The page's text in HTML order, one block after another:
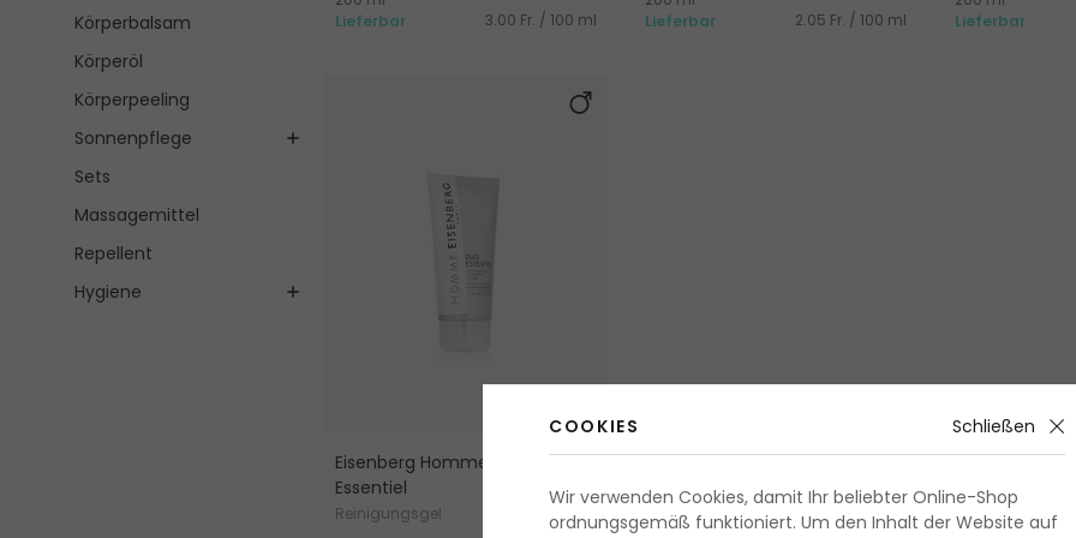
Körperbalsam
Körperöl
Körperpeeling
Sonnenpflege
Sets
Massagemittel
Repellent
Hygiene
Lieferbar
3.00 Fr. / 100 ml
Lieferbar
2.05 Fr. / 100 ml
Lieferbar
Eisenberg Homme Duo
Essentiel
Reinigungsgel
COOKIES Schließen
Wir verwenden Cookies, damit Ihr beliebter Online-Shop
ordnungsgemäß funktioniert. Um den Inhalt der Website auf